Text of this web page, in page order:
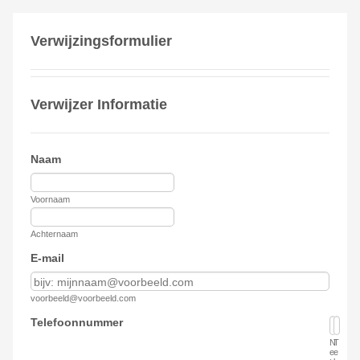
Verwijzingsformulier
Verwijzer Informatie
Naam
Voornaam
Achternaam
E-mail
voorbeeld@voorbeeld.com
Telefoonnummer
N
e
T
e